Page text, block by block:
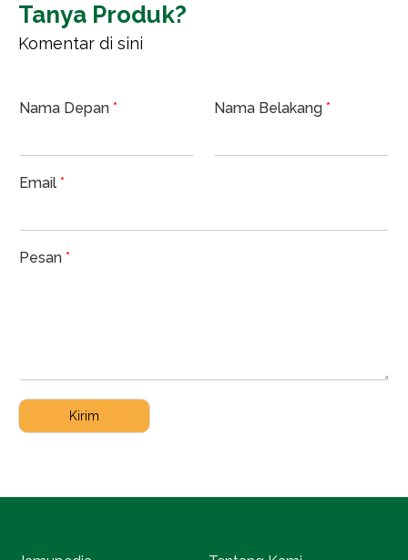
Tanya Produk?
Komentar di sini
Nama Depan * Nama Belakang *
Email *
Pesan *
Kirim